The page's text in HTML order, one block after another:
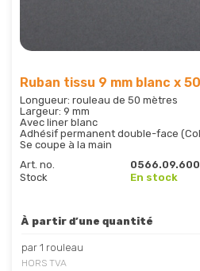
Ruban tissu 9 mm blanc x
Longueur: rouleau de 50 mètres
Largeur: 9 mm
Avec liner blanc
Adhésif permanent double-face
Se coupe à la main
Art. no.
Stock
En stock
À partir d’une quantité
par 1 rouleau
HORS TVA